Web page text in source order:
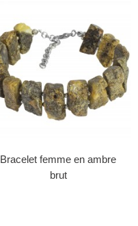
Bracelet femme en ambre
brut